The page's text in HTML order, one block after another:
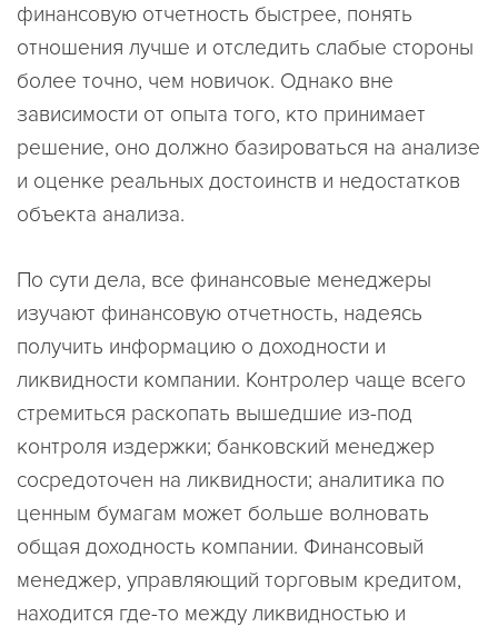
финансовую отчетность быстрее, понять
отношения лучше и отследить слабые стороны
более точно, чем новичок. Однако вне
зависимости от опыта того, кто принимает
решение, оно должно базироваться на анализе
и оценке реальных достоинств и недостатков
объекта анализа.
По сути дела, все финансовые менеджеры
изучают финансовую отчетность, надеясь
получить информацию о доходности и
ликвидности компании. Контролер чаще всего
стремиться раскопать вышедшие из-под
контроля издержки; банковский менеджер
сосредоточен на ликвидности; аналитика по
ценным бумагам может больше волновать
общая доходность компании. Финансовый
менеджер, управляющий торговым кредитом,
находится где-то между ликвидностью и